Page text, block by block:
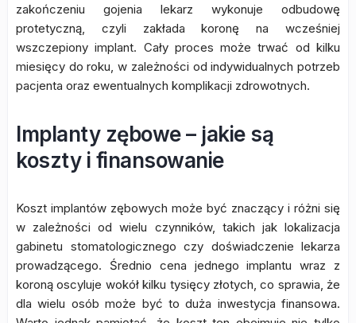
zakończeniu gojenia lekarz wykonuje odbudowę
protetyczną, czyli zakłada koronę na wcześniej
wszczepiony implant. Cały proces może trwać od kilku
miesięcy do roku, w zależności od indywidualnych potrzeb
pacjenta oraz ewentualnych komplikacji zdrowotnych.
Implanty zębowe – jakie są
koszty i finansowanie
Koszt implantów zębowych może być znaczący i różni się
w zależności od wielu czynników, takich jak lokalizacja
gabinetu stomatologicznego czy doświadczenie lekarza
prowadzącego. Średnio cena jednego implantu wraz z
koroną oscyluje wokół kilku tysięcy złotych, co sprawia, że
dla wielu osób może być to duża inwestycja finansowa.